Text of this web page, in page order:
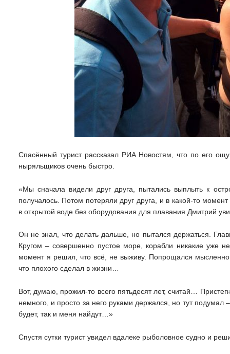
Спасённый турист рассказал РИА Новостям, что по его
ныряльщиков очень быстро.
«Мы сначала видели друг друга, пытались выплыть к
получалось. Потом потеряли друг друга, и в какой-то
в открытой воде без оборудования для плавания Дмитрий
Он не знал, что делать дальше, но пытался держаться.
Кругом – совершенно пустое море, корабли никакие уже
момент я решил, что всё, не выживу. Попрощался
что плохого сделал в жизни…
Вот, думаю, прожил-то всего пятьдесят лет, считай…
немного, и просто за него руками держался, но тут подумал
будет, так и меня найдут…»
Спустя сутки турист увидел вдалеке рыболовное судно и